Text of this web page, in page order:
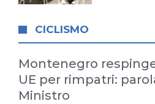
CICLISMO
Montenegro
UE per rimpatri:
Ministro